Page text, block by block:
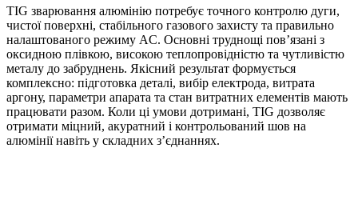
TIG зварювання алюмінію потребує точного контролю дуги,
чистої поверхні, стабільного газового захисту та правильно
налаштованого режиму AC. Основні труднощі пов’язані з
оксидною плівкою, високою теплопровідністю та чутливістю
металу до забруднень. Якісний результат формується
комплексно: підготовка деталі, вибір електрода, витрата
аргону, параметри апарата та стан витратних елементів мають
працювати разом. Коли ці умови дотримані, TIG дозволяє
отримати міцний, акуратний і контрольований шов на
алюмінії навіть у складних з’єднаннях.